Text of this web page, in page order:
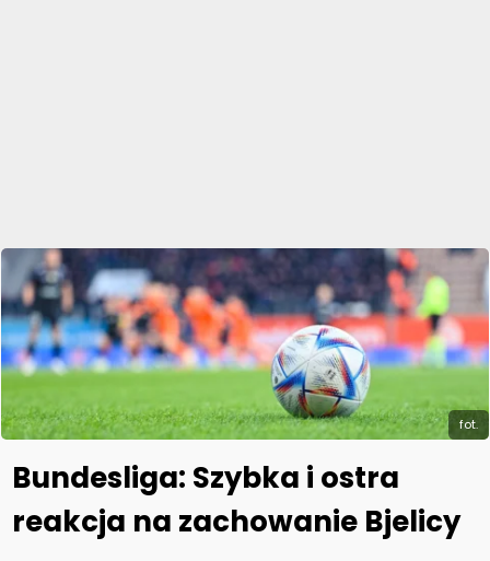
fot.
Bundesliga: Szybka i ostra
reakcja na zachowanie Bjelicy